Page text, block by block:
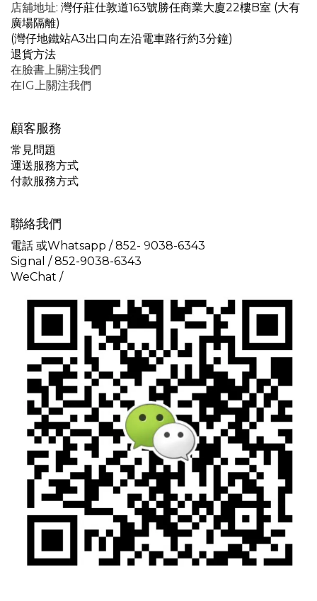
店舖地址: 灣仔莊仕敦道163號勝任商業大廈22樓B室 (大有
廣場隔離)
(灣仔地鐵站A3出口向左沿電車路行約3分鐘)
退貨方法
在臉書上關注我們
在IG上關注我們
顧客服務
常見問題
運送服務方式
付款服務方式
聯絡我們
電話 或Whatsapp / 852- 9038-6343
Signal /852-9038-6343
WeChat /